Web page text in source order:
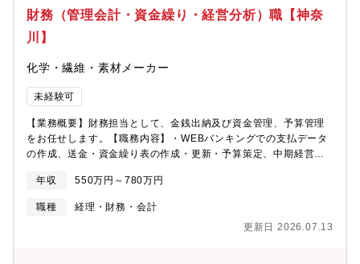
B&W、Polk、DefinitiveをはじめとしたPremiumオーディオ・ブ
ランドを企画・設計・生産・販売しているグローバル・オーディ
クス制度やカジュアルな服装など柔軟な働き方を取り入れてお
く業務に取り組めます。外資・日系それぞれの良さがバランスよ
く取り入れられている環境です。■同社には音響・音楽・オーディ
オに強い関心を持つ社員の方が多く 皆様 活き活きと働かれていま
す。離職率はかなり低く、平均勤続年数も約18年と長期就業され
ている方が多い環境です。
におけるFP&Aのコアメンバーとして、財務・計数の観点から事業
に深く関与し、地域社会のDX推進に寄与することができます。■
企業です。・NECグループの技術力と総合力を基盤に、業界ごと
キュリティやクラウド技術に強みを持ち、企業のデジタルトラン
す。また、信頼性の高い実績と高度な専門性を活かし、顧客のビ
ジネス成長を支えるパートナーとしての役割を担っています。・
テレワークやスーパーフレックスを活用して自律的なワークスタ
財務（管理会計・資金繰り・経営分析）職【神奈
川】
化学・繊維・素材メーカー
未経験可
【業務概要】財務担当として、金銭出納及び資金管理、予算管理
をお任せします。【職務内容】・WEBバンキングでの支払データ
の作成、送金・資金繰り表の作成・更新・予算策定、中期経営計
析・経営層への財務レポート作成・その他関連業務【当社につい
て】「磁」界コントロールのスペシャリストとして、磁気シール
ドを製造しています。唯一無二のテクノロジーで全世界の発展を
サポートする、それが私たちの役割です。【会社の特徴】当社従
年収 550万円～780万円
職種
経理・財務・会計
更新日 2026.07.13